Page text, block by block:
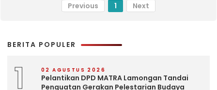
Previous 1 Next
BERITA POPULER
1 02 AGUSTUS 2026
Pelantikan DPD MATRA Lamongan Tandai
Penguatan Gerakan Pelestarian Budaya